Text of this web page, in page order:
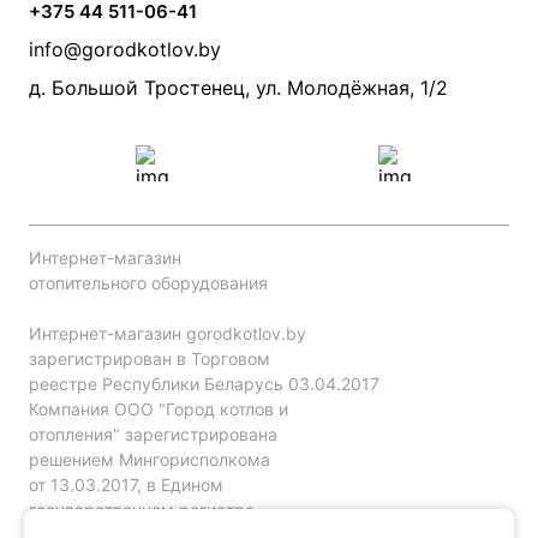
Акции
Производители
Монтаж систем отопления
Прайс по монтажу систем отопления
Проект систем отопления
+375 44 511-06-41
info@gorodkotlov.by
д. Большой Тростенец, ул. Молодёжная, 1/2
Интернет-магазин
отопительного оборудования
Интернет-магазин gorodkotlov.by
зарегистрирован в Торговом
реестре Республики Беларусь 03.04.2017
Компания ООО "Город котлов и
отопления" зарегистрирована
решением Мингорисполкома
от 13.03.2017, в Едином
государственном регистре